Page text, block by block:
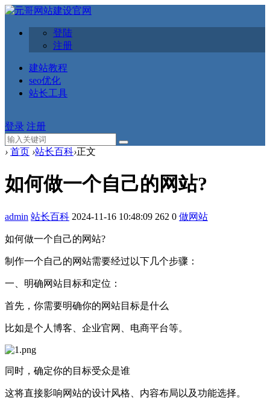
登陆
注册
建站教程
seo优化
站长工具
登录 注册
› 首页 ›站长百科›正文
如何做一个自己的网站?
admin 站长百科 2024-11-16 10:48:09 262 0 做网站
如何做一个自己的网站?
制作一个自己的网站需要经过以下几个步骤：
一、明确网站目标和定位：
首先，你需要明确你的网站目标是什么
比如是个人博客、企业官网、电商平台等。
同时，确定你的目标受众是谁
这将直接影响网站的设计风格、内容布局以及功能选择。